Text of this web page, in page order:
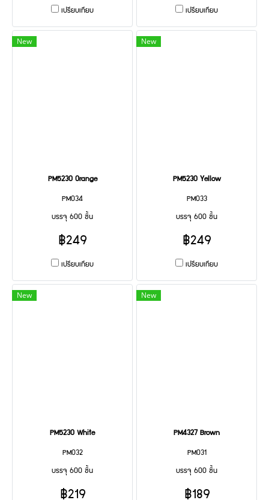
เปรียบเทียบ เปรียบเทียบ
New
PM5230 Orange
PM034
บรรจุ 600 ชิ้น
฿249
เปรียบเทียบ
New
PM5230 Yellow
PM033
บรรจุ 600 ชิ้น
฿249
เปรียบเทียบ
New
PM5230 White
PM032
บรรจุ 600 ชิ้น
฿219
New
PM4327 Brown
PM031
บรรจุ 600 ชิ้น
฿189